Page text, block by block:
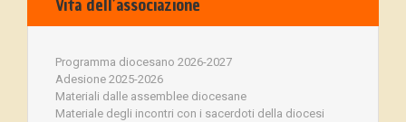
Programma diocesano 2026-2027
Adesione 2025-2026
Materiali dalle assemblee diocesane
Materiale degli incontri con i sacerdoti della diocesi